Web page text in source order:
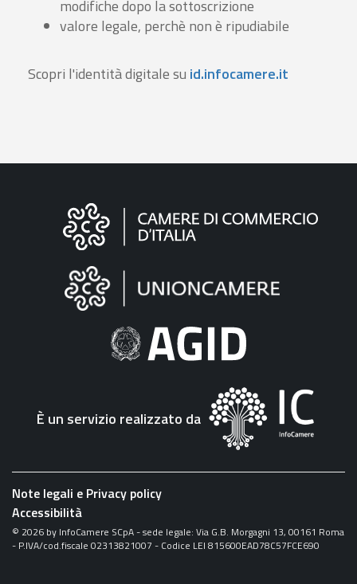
modifiche dopo la sottoscrizione
valore legale, perchè non è ripudiabile
Scopri l'identità digitale su id.infocamere.it
Informazioni
"Fattura
Elettronica"
È un servizio realizzato da
Note legali e Privacy policy
Accessibilità
© 2026 by InfoCamere SCpA - sede legale: Via G.B. Morgagni 13, 00161 Roma
- P.IVA/cod.fiscale 02313821007 - Codice LEI 815600EAD78C57FCE690